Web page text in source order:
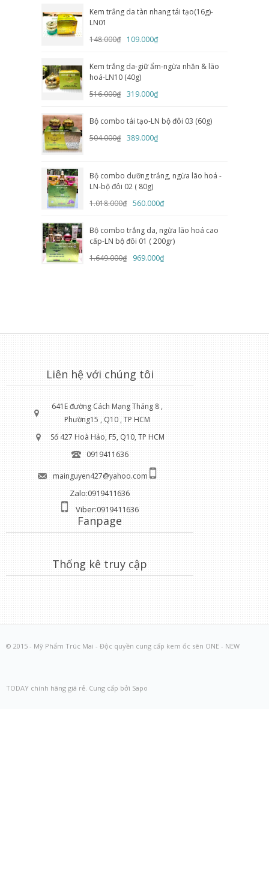
Kem trắng da tàn nhang tái tạo(16g)-
LN01
148.000₫
109.000₫
Kem trắng da-giữ ẩm-ngừa nhăn & lão
hoá-LN10 (40g)
516.000₫ 319.000₫
Bộ combo tái tạo-LN bộ đôi 03 (60g)
504.000₫ 389.000₫
Bộ combo dưỡng trắng, ngừa lão hoá -
LN-bộ đôi 02 ( 80g)
1.018.000₫ 560.000₫
Bộ combo trắng da, ngừa lão hoá cao
cấp-LN bộ đôi 01 ( 200gr)
1.649.000₫
969.000₫
Liên hệ với chúng tôi
641E đường Cách Mạng Tháng 8 ,
Phường15 , Q10 , TP HCM
Số 427 Hoà Hảo, F5, Q10, TP HCM
0919411636
mainguyen427@yahoo.com
Zalo:0919411636
Viber:0919411636
Fanpage
Thống kê truy cập
© 2015 - Mỹ Phẩm Trúc Mai - Độc quyền cung cấp kem ốc sên ONE - NEW
TODAY chính hãng giá rẻ. Cung cấp bởi Sapo